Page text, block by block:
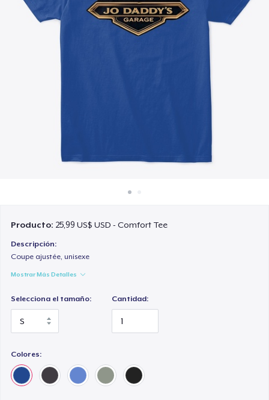
Venda en todas partes
Producto: 25,99 US$ USD - Comfort Tee
Descripción:
Coupe ajustée, unisexe
Mostrar Más Detalles
Selecciona el tamaño: Cantidad:
Colores: